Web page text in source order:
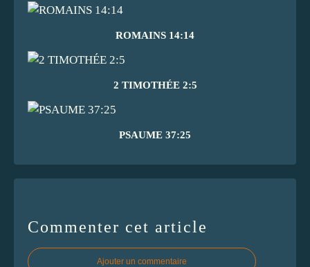
ROMAINS 14:14
2 TIMOTHÉE 2:5
PSAUME 37:25
Commenter cet article
Ajouter un commentaire